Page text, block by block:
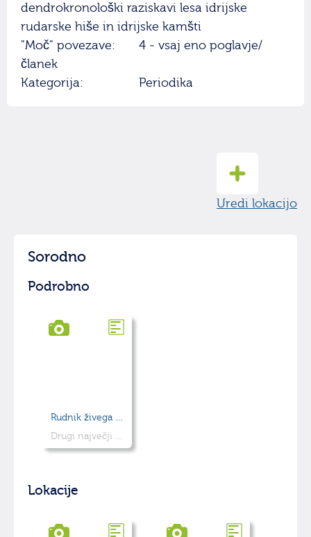
dendrokronološki raziskavi lesa idrijske
rudarske hiše in idrijske kamšti
"Moč" povezave:
4 - vsaj eno poglavje/
članek
Kategorija:
Periodika
Uredi lokacijo
Sorodno
Podrobno
Rudnik živega srebra Idrija
Drugi največji rudnik živega srebra na svetu
Lokacije